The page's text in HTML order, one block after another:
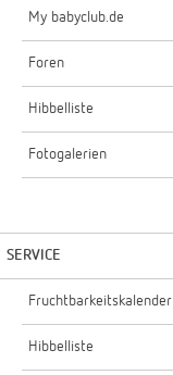
My babyclub.de
Foren
Hibbelliste
Fotogalerien
SERVICE
Fruchtbarkeitskalender
Hibbelliste